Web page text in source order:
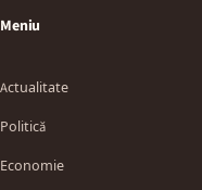
Meniu
Actualitate
Politică
Economie